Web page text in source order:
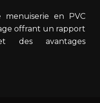
menuiserie en PVC
offrant un rapport
des avantages